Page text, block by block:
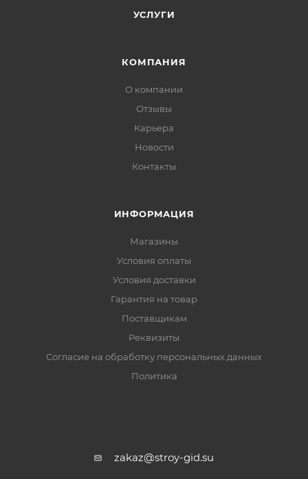
УСЛУГИ
КОМПАНИЯ
О компании
Отзывы
Карьера
Новости
Контакты
ИНФОРМАЦИЯ
Магазины
Условия оплаты
Условия доставки
Гарантия на товар
Поставщикам
Реквизиты
Согласие на обработку персональных данных
Политика
zakaz@stroy-gid.su